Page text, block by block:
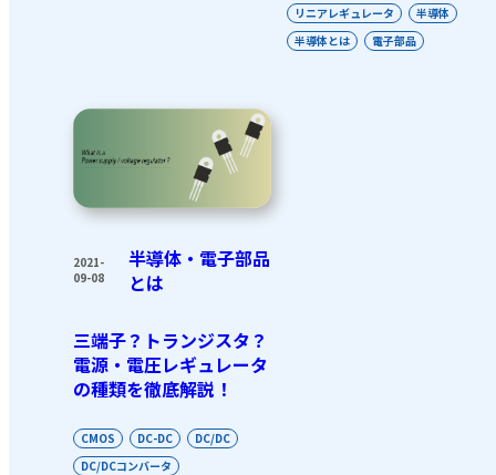
リニアレギュレータ
半導体
半導体とは
電子部品
2021-
09-08
半導体・電子部品
とは
三端子？トランジスタ？
電源・電圧レギュレータ
の種類を徹底解説！
CMOS DC-DC
DC/DC
DC/DCコンバータ